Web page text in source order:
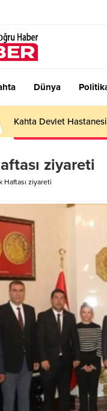
Dünya
Kahta Devlet
ziyareti
Haftası ziyareti